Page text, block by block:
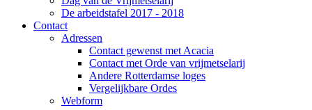
De arbeidstafel 2017 - 2018
Contact
Adressen
Contact gewenst met Acacia
Contact met Orde van vrijmetselarij
Andere Rotterdamse loges
Vergelijkbare Ordes
Webform